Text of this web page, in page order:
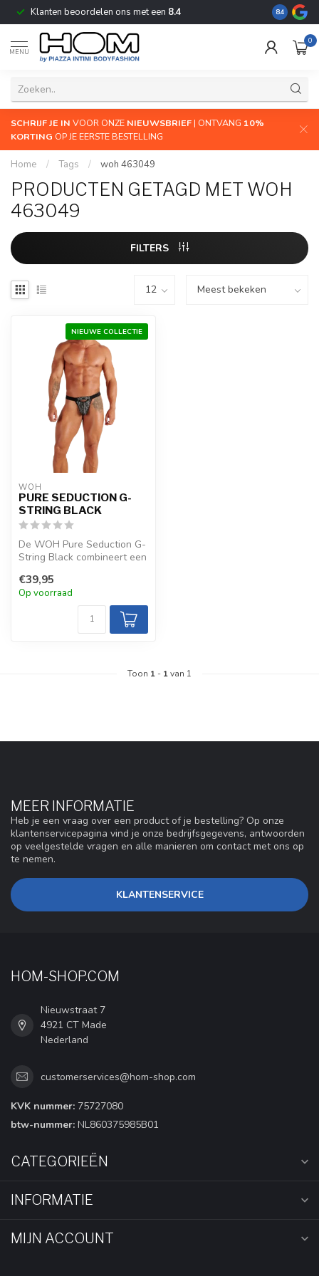
Klanten beoordelen ons met een 8.4 De
8.4
MENU
0
SCHRIJF JE IN VOOR ONZE NIEUWSBRIEF| ONTVANG 10%
KORTING OP JE EERSTE BESTELLING
Home / Tags / woh 463049
PRODUCTEN GETAGD MET WOH
463049
FILTERS
NIEUWE COLLECTIE
WOH
PURE SEDUCTION G-
STRING BLACK
De WOH Pure Seduction G-
String Black combineert een
goudkleurig...
€39,95
Op voorraad
Toon 1 - 1van 1
MEER INFORMATIE
Heb je een vraag over een product of je bestelling? Op onze
klantenservicepagina vind je onze bedrijfsgegevens, antwoorden
op veelgestelde vragen en alle manieren om contact met ons op
te nemen.
KLANTENSERVICE
HOM-SHOP.COM
Nieuwstraat 7
4921 CT Made
Nederland
customerservices@hom-shop.com
KVK nummer: 75727080
btw-nummer: NL860375985B01
CATEGORIEËN
INFORMATIE
MIJN ACCOUNT